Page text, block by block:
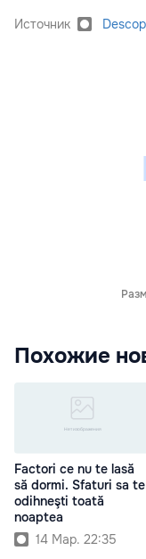
Источник
Похожие
Factori ce nu te lasă
să dormi. Sfaturi sa te
odihneşti toată
noaptea
14 Мар. 22:35